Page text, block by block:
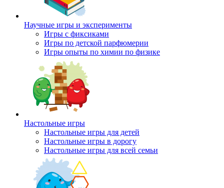
Научные игры и эксперименты
Игры с фиксиками
Игры по детской парфюмерии
Игры опыты по химии по физике
Настольные игры
Настольные игры для детей
Настольные игры в дорогу
Настольные игры для всей семьи